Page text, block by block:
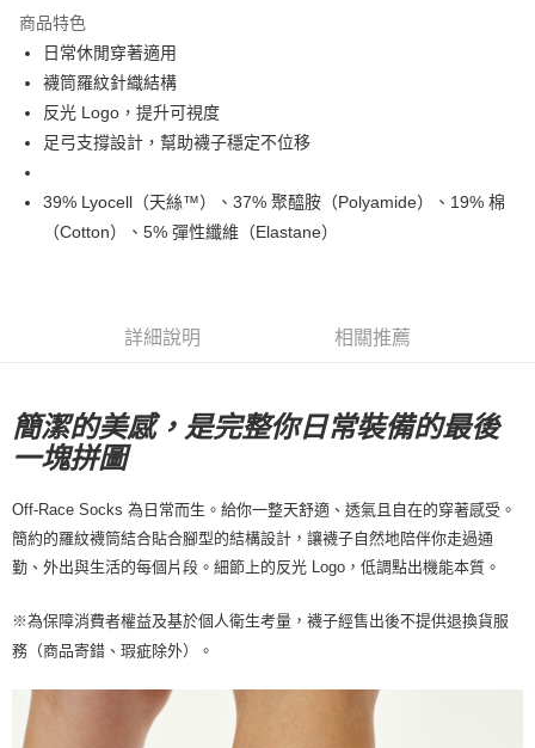
運送方式
全家店到店
每筆NT$80，滿NT$10,000(含以上)免運費
每筆NT$80，滿NT$10,000(含以上)免運費
7-11店到店
每筆NT$80，滿NT$10,000(含以上)免運費
每筆NT$130，滿NT$10,000(含以上)免運費
商品特色
日常休閒穿著適用
襪筒羅紋針織結構
反光 Logo，提升可視度
足弓支撐設計，幫助襪子穩定不位移
39% Lyocell（天絲™）、37% 聚醯胺（Polyamide）、19% 棉
（Cotton）、5% 彈性纖維（Elastane）
詳細說明 相關推薦
簡潔的美感，是完整你日常裝備的最後
一塊拼圖
Off-Race Socks 為日常而生。給你一整天舒適、透氣且自在的穿著感受。
簡約的羅紋襪筒結合貼合腳型的結構設計，讓襪子自然地陪伴你走過通
勤、外出與生活的每個片段。細節上的反光 Logo，低調點出機能本質。
※為保障消費者權益及基於個人衛生考量，襪子經售出後不提供退換貨服
務（商品寄錯、瑕疵除外）
。